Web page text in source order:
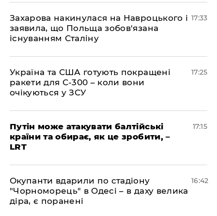
​Захарова накинулася на Навроцького і
заявила, що Польща зобов'язана
існуванням Сталіну
17:33
​Україна та США готують покращені
ракети для С-300 – коли вони
очікуються у ЗСУ
17:25
​Путін може атакувати балтійські
країни та обирає, як це зробити, –
LRT
17:15
​Окупанти вдарили по стадіону
"Чорноморець" в Одесі – в даху велика
діра, є поранені
16:42